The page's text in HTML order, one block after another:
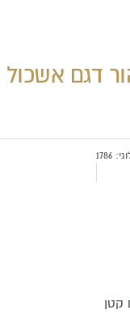
דגם אשכול
1786